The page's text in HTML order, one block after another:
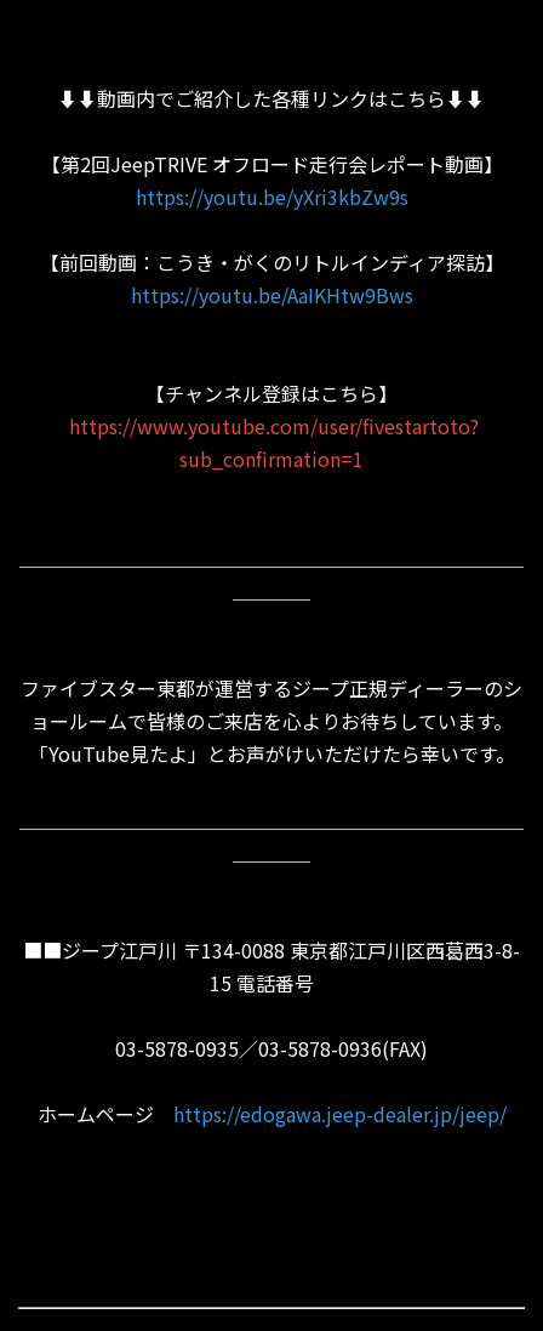
⬇︎⬇︎動画内でご紹介した各種リンクはこちら⬇︎⬇︎
【第2回JeepTRIVE オフロード走行会レポート動画】
https://youtu.be/yXri3kbZw9s
【前回動画：こうき・がくのリトルインディア探訪】
https://youtu.be/AaIKHtw9Bws
【チャンネル登録はこちら】
https://www.youtube.com/user/fivestartoto?
sub_confirmation=1
ファイブスター東都が運営するジープ正規ディーラーのシ
ョールームで皆様のご来店を心よりお待ちしています。
「YouTube見たよ」とお声がけいただけたら幸いです。
■■ジープ江戸川 〒134-0088 東京都江戸川区西葛西3-8-
15 電話番号
03-5878-0935／03-5878-0936(FAX)
ホームページ https://edogawa.jeep-dealer.jp/jeep/